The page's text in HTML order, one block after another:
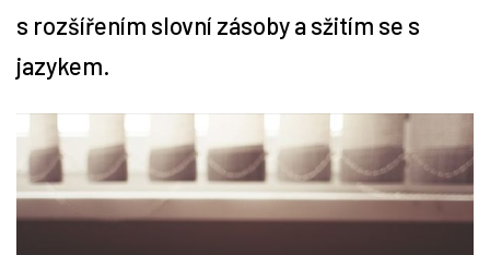
Časopis
Soutěže
s rozšířením slovní zásoby a sžitím se s
jazykem.